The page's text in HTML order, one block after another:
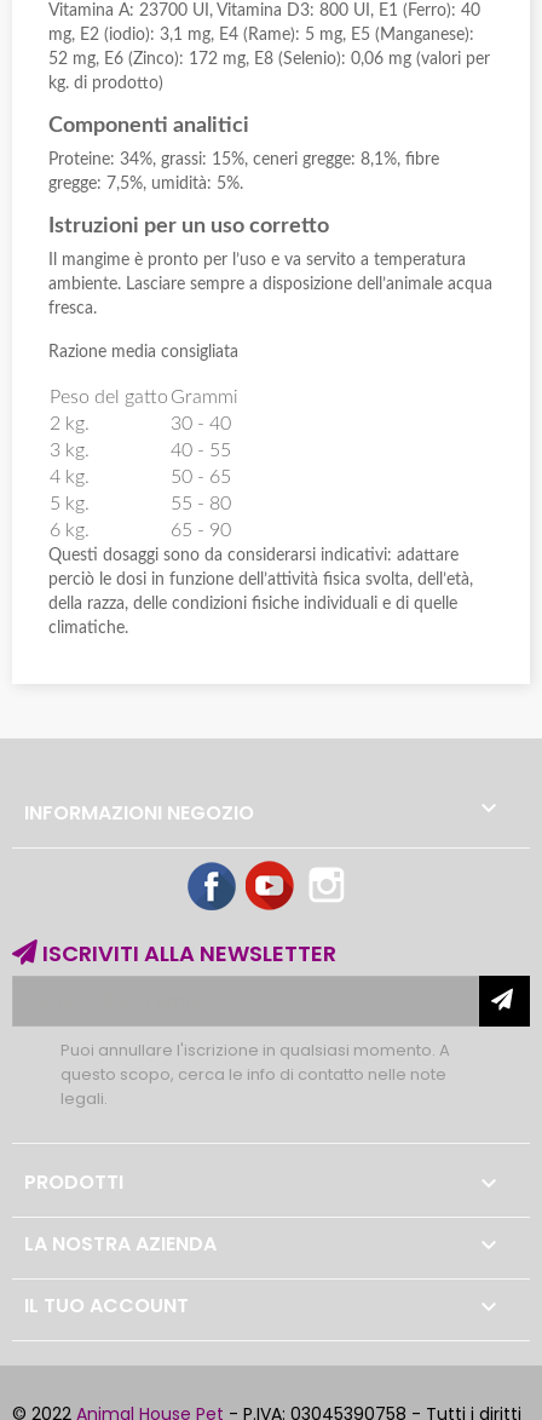
Vitamina A: 23700 UI, Vitamina D3: 800 UI, E1 (Ferro): 40
mg, E2 (iodio): 3,1 mg, E4 (Rame): 5 mg, E5 (Manganese):
52 mg, E6 (Zinco): 172 mg, E8 (Selenio): 0,06 mg (valori per
kg. di prodotto)
Componenti analitici
Proteine: 34%, grassi: 15%, ceneri gregge: 8,1%, fibre
gregge: 7,5%, umidità: 5%.
Istruzioni per un uso corretto
Il mangime è pronto per l’uso e va servito a temperatura
ambiente. Lasciare sempre a disposizione dell’animale acqua
fresca.
Razione media consigliata
Peso del gatto Grammi
2 kg.
30 - 40
3 kg.
40 - 55
4 kg.
50 - 65
5 kg.
55 - 80
6 kg.
65 - 90
Questi dosaggi sono da considerarsi indicativi: adattare
perciò le dosi in funzione dell’attività fisica svolta, dell’età,
della razza, delle condizioni fisiche individuali e di quelle
climatiche.
INFORMAZIONI NEGOZIO 
FacebookYouTube
ISCRIVITI ALLA NEWSLETTER
Puoi annullare l'iscrizione in qualsiasi momento. A
questo scopo, cerca le info di contatto nelle note
legali.
PRODOTTI 
LA NOSTRA AZIENDA 
IL TUO ACCOUNT 
© 2022 Animal House Pet - P.IVA: 03045390758 - Tutti i diritti